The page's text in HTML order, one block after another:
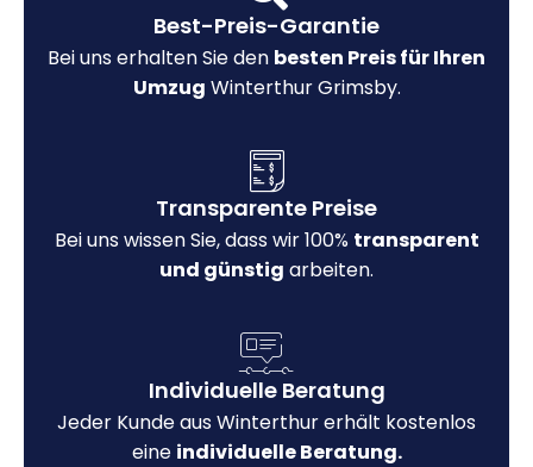
Best-Preis-Garantie
Bei uns erhalten Sie den besten Preis für Ihren
Umzug Winterthur Grimsby.
Transparente Preise
Bei uns wissen Sie, dass wir 100% transparent
und günstig arbeiten.
Individuelle Beratung
Jeder Kunde aus Winterthur erhält kostenlos
eine individuelle Beratung.